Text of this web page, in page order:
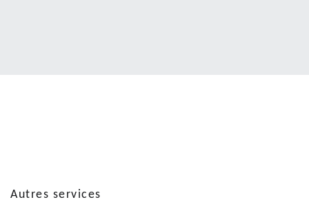
Autres services